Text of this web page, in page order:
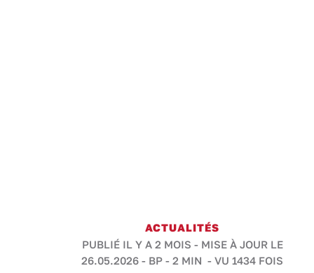
ACTUALITÉS
PUBLIÉ IL Y A 2 MOIS - MISE À JOUR LE
26.05.2026 - BP - 2 MIN - VU 1434 FOIS